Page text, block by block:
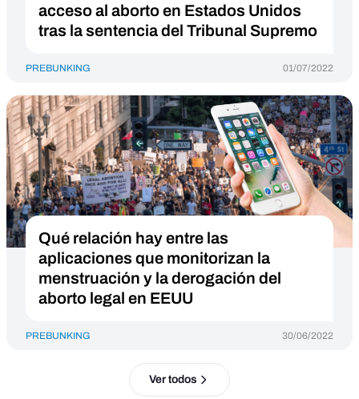
acceso al aborto en Estados Unidos
tras la sentencia del Tribunal Supremo
PREBUNKING 01/07/2022
Qué relación hay entre las
aplicaciones que monitorizan la
menstruación y la derogación del
aborto legal en EEUU
PREBUNKING 30/06/2022
Ver todos